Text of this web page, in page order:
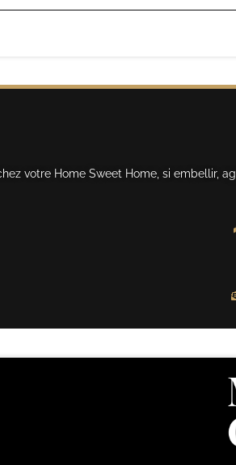
votre Home Sweet Home, si embellir,